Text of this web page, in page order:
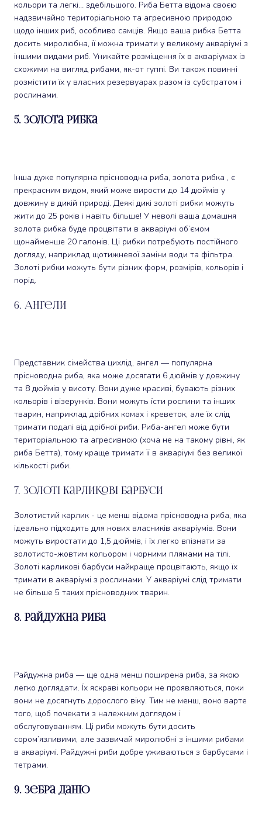
кольори та легкі… здебільшого. Риба Бетта відома своєю
надзвичайно територіальною та агресивною природою
щодо інших риб, особливо самців. Якщо ваша рибка Бетта
досить миролюбна, її можна тримати у великому акваріумі з
іншими видами риб. Уникайте розміщення їх в акваріумах із
схожими на вигляд рибами, як-от гуппі. Ви також повинні
розмістити їх у власних резервуарах разом із субстратом і
рослинами.
5. Золота рибка
Інша дуже популярна прісноводна риба, золота рибка , є
прекрасним видом, який може вирости до 14 дюймів у
довжину в дикій природі. Деякі дикі золоті рибки можуть
жити до 25 років і навіть більше! У неволі ваша домашня
золота рибка буде процвітати в акваріумі об’ємом
щонайменше 20 галонів. Ці рибки потребують постійного
догляду, наприклад щотижневої заміни води та фільтра.
Золоті рибки можуть бути різних форм, розмірів, кольорів і
порід.
6. Ангели
Представник сімейства цихлід, ангел — популярна
прісноводна риба, яка може досягати 6 дюймів у довжину
та 8 дюймів у висоту. Вони дуже красиві, бувають різних
кольорів і візерунків. Вони можуть їсти рослини та інших
тварин, наприклад дрібних комах і креветок, але їх слід
тримати подалі від дрібної риби. Риба-ангел може бути
територіальною та агресивною (хоча не на такому рівні, як
риба Бетта), тому краще тримати її в акваріумі без великої
кількості риби.
7. Золоті карликові барбуси
Золотистий карлик - це менш відома прісноводна риба, яка
ідеально підходить для нових власників акваріумів. Вони
можуть виростати до 1,5 дюймів, і їх легко впізнати за
золотисто-жовтим кольором і чорними плямами на тілі.
Золоті карликові барбуси найкраще процвітають, якщо їх
тримати в акваріумі з рослинами. У акваріумі слід тримати
не більше 5 таких прісноводних тварин.
8. Райдужна риба
Райдужна риба — ще одна менш поширена риба, за якою
легко доглядати. Їх яскраві кольори не проявляються, поки
вони не досягнуть дорослого віку. Тим не менш, воно варте
того, щоб почекати з належним доглядом і
обслуговуванням. Ці риби можуть бути досить
сором’язливими, але зазвичай миролюбні з іншими рибами
в акваріумі. Райдужні риби добре уживаються з барбусами і
тетрами.
9. Зебра Даніо